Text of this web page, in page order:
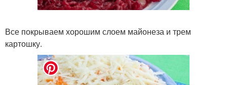
Все покрываем хорошим слоем майонеза и трем
картошку.